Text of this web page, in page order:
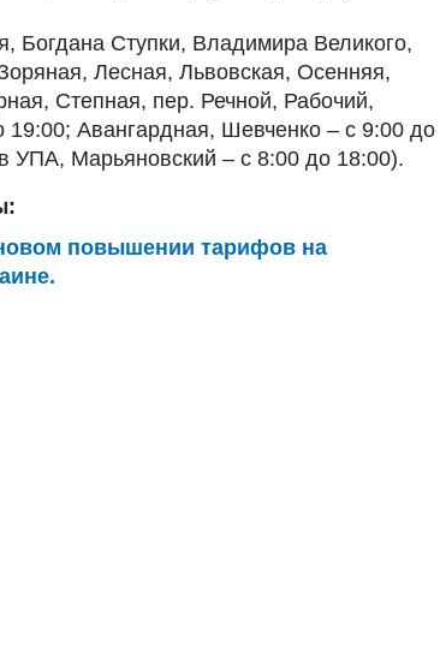
Богдана Ступки, Владимира Великого,
Лесная, Львовская, Осенняя,
Степная, пер. Речной, Рабочий,
19:00; Авангардная, Шевченко – с 9:00 до
УПА, Марьяновский – с 8:00 до 18:00).
повышении тарифов на